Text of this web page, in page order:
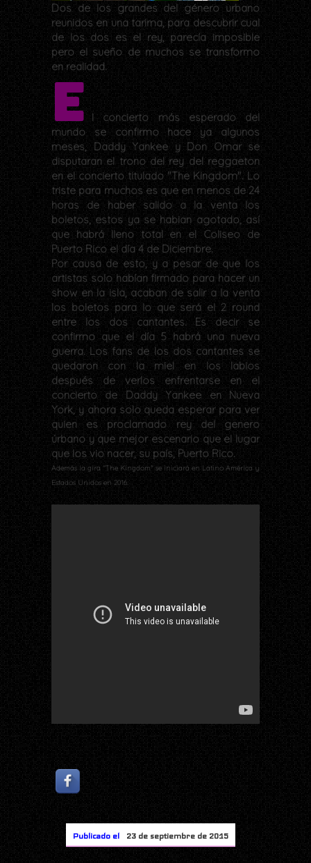
Dos de los grandes del género urbano
reunidos en una tarima, para descubrir cual
de los dos es el rey, parecía imposible
pero el sueño de muchos se transformo
en realidad.
E l concierto más esperado del
mundo se confirmo hace ya algunos
meses, Daddy Yankee y Don Omar se
disputaran el trono del rey del reggaeton
en el concierto titulado "The Kingdom". Lo
triste para muchos es que en menos de 24
horas de haber salido a la venta los
boletos, estos ya se habian agotado, así
que habrá lleno total en el Coliseo de
Puerto Rico el día 4 de Diciembre.
Por causa de esto, y a pesar de que los
artistas solo habían firmado para hacer un
show en la isla, acaban de salir a la venta
los boletos para lo que será el 2 round
entre los dos cantantes. Es decir se
confirmo que el día 5 habrá una nueva
guerra. Los fans de los dos cantantes se
quedaron con la miel en los labios
después de verlos enfrentarse en el
concierto de Daddy Yankee en Nueva
York, y ahora solo queda esperar para ver
quien es proclamado rey del genero
úrbano y que mejor escenario que el lugar
que los vio nacer, su país, Puerto Rico.
Además la gira "The Kingdom" se iniciará en Latino América y
Estados Unidos en 2016.
Publicado el 23 de septiembre de 2015